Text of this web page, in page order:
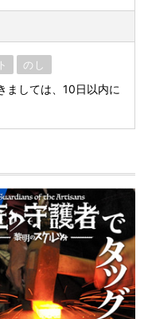
のし
ましては、10日以内に